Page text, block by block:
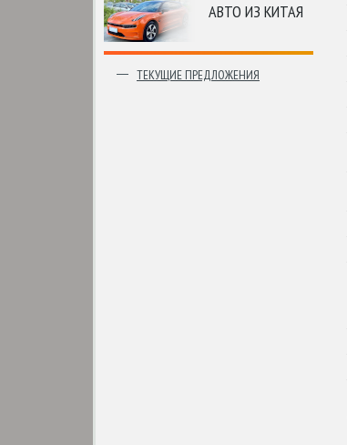
АВТО ИЗ КИТАЯ
ТЕКУЩИЕ ПРЕДЛОЖЕНИЯ